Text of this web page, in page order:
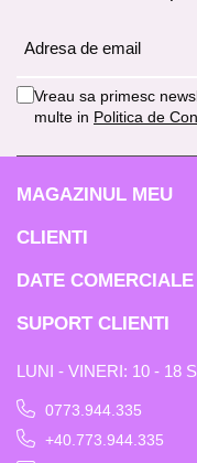
Vreau sa primesc
multe in Politica de
MAGAZINUL MEU
CLIENTI
DATE COMERCIALE
SUPORT CLIENTI
LUNI - VINERI: 10 - 18
0773.944.335
+40.773.944.335